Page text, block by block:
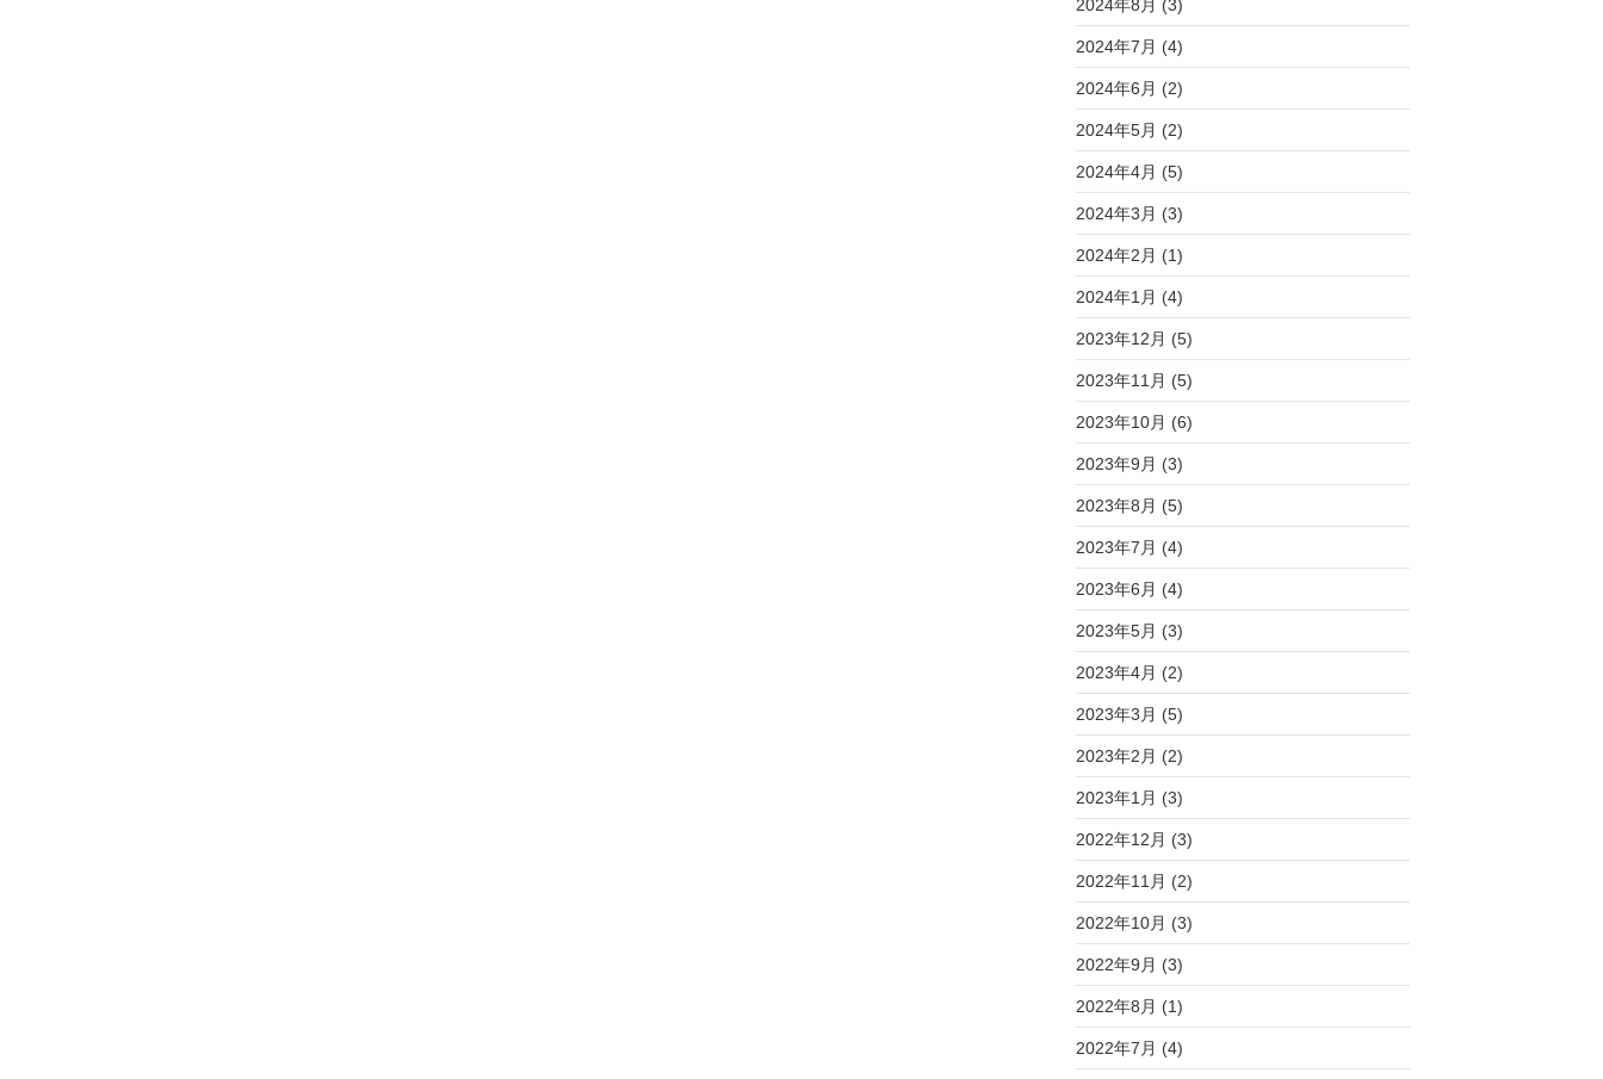
2024年8月 (3)
2024年7月 (4)
2024年6月 (2)
2024年5月 (2)
2024年4月 (5)
2024年3月 (3)
2024年2月 (1)
2024年1月 (4)
2023年12月 (5)
2023年11月 (5)
2023年10月 (6)
2023年9月 (3)
2023年8月 (5)
2023年7月 (4)
2023年6月 (4)
2023年5月 (3)
2023年4月 (2)
2023年3月 (5)
2023年2月 (2)
2023年1月 (3)
2022年12月 (3)
2022年11月 (2)
2022年10月 (3)
2022年9月 (3)
2022年8月 (1)
2022年7月 (4)